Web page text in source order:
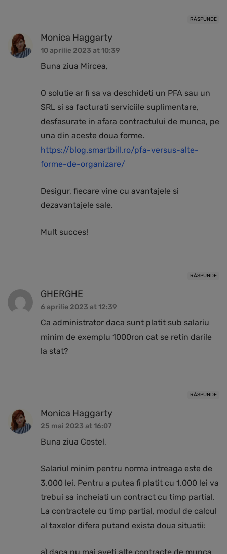
RĂSPUNDE
Monica Haggarty
10 aprilie 2023 at 10:39
Buna ziua Mircea,
O solutie ar fi sa va deschideti un PFA sau un
SRL si sa facturati serviciile suplimentare,
desfasurate in afara contractului de munca, pe
una din aceste doua forme.
https://blog.smartbill.ro/pfa-versus-alte-
forme-de-organizare/
Desigur, fiecare vine cu avantajele si
dezavantajele sale.
Mult succes!
RĂSPUNDE
GHERGHE
6 aprilie 2023 at 12:39
Ca administrator daca sunt platit sub salariu
minim de exemplu 1000ron cat se retin darile
la stat?
RĂSPUNDE
Monica Haggarty
25 mai 2023 at 16:07
Buna ziua Costel,
Salariul minim pentru norma intreaga este de
3.000 lei. Pentru a putea fi platit cu 1.000 lei va
trebui sa incheiati un contract cu timp partial.
La contractele cu timp partial, modul de calcul
al taxelor difera putand exista doua situatii: